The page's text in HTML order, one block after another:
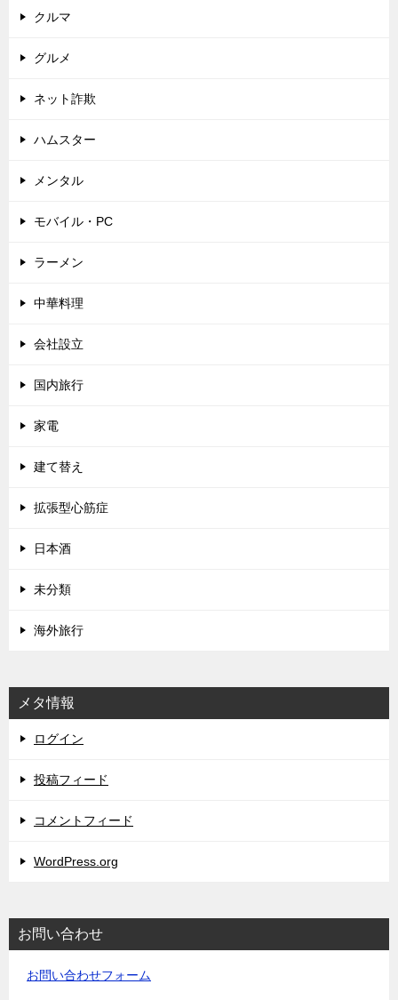
クルマ
グルメ
ネット詐欺
ハムスター
メンタル
モバイル・PC
ラーメン
中華料理
会社設立
国内旅行
家電
建て替え
拡張型心筋症
日本酒
未分類
海外旅行
メタ情報
ログイン
投稿フィード
コメントフィード
WordPress.org
お問い合わせ
お問い合わせフォーム